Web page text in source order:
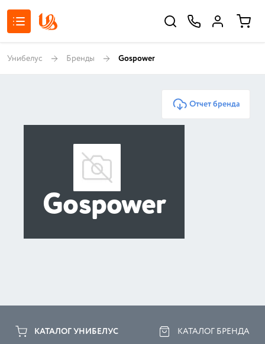
Унибелус Бренды Gospower
Отчет бренда
Gospower
КАТАЛОГ УНИБЕЛУС КАТАЛОГ БРЕНДА